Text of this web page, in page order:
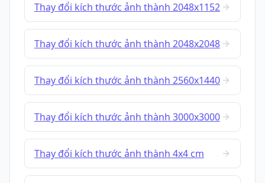
Thay đổi kích thước ảnh thành 2048x1152
Thay đổi kích thước ảnh thành 2048x2048
Thay đổi kích thước ảnh thành 2560x1440
Thay đổi kích thước ảnh thành 3000x3000
Thay đổi kích thước ảnh thành 4x4 cm